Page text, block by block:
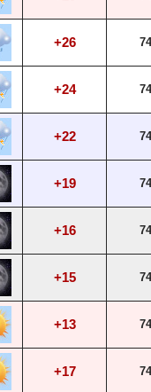
+26
+24
+22
+19
+16
+15
+13
+17